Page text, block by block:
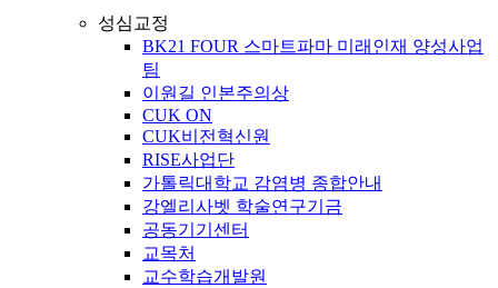
성심교정
BK21 FOUR 스마트파마 미래인재 양성사업
팀
이원길 인본주의상
CUK ON
CUK비전혁신원
RISE사업단
가톨릭대학교 감염병 종합안내
강엘리사벳 학술연구기금
공동기기센터
교목처
교수학습개발원